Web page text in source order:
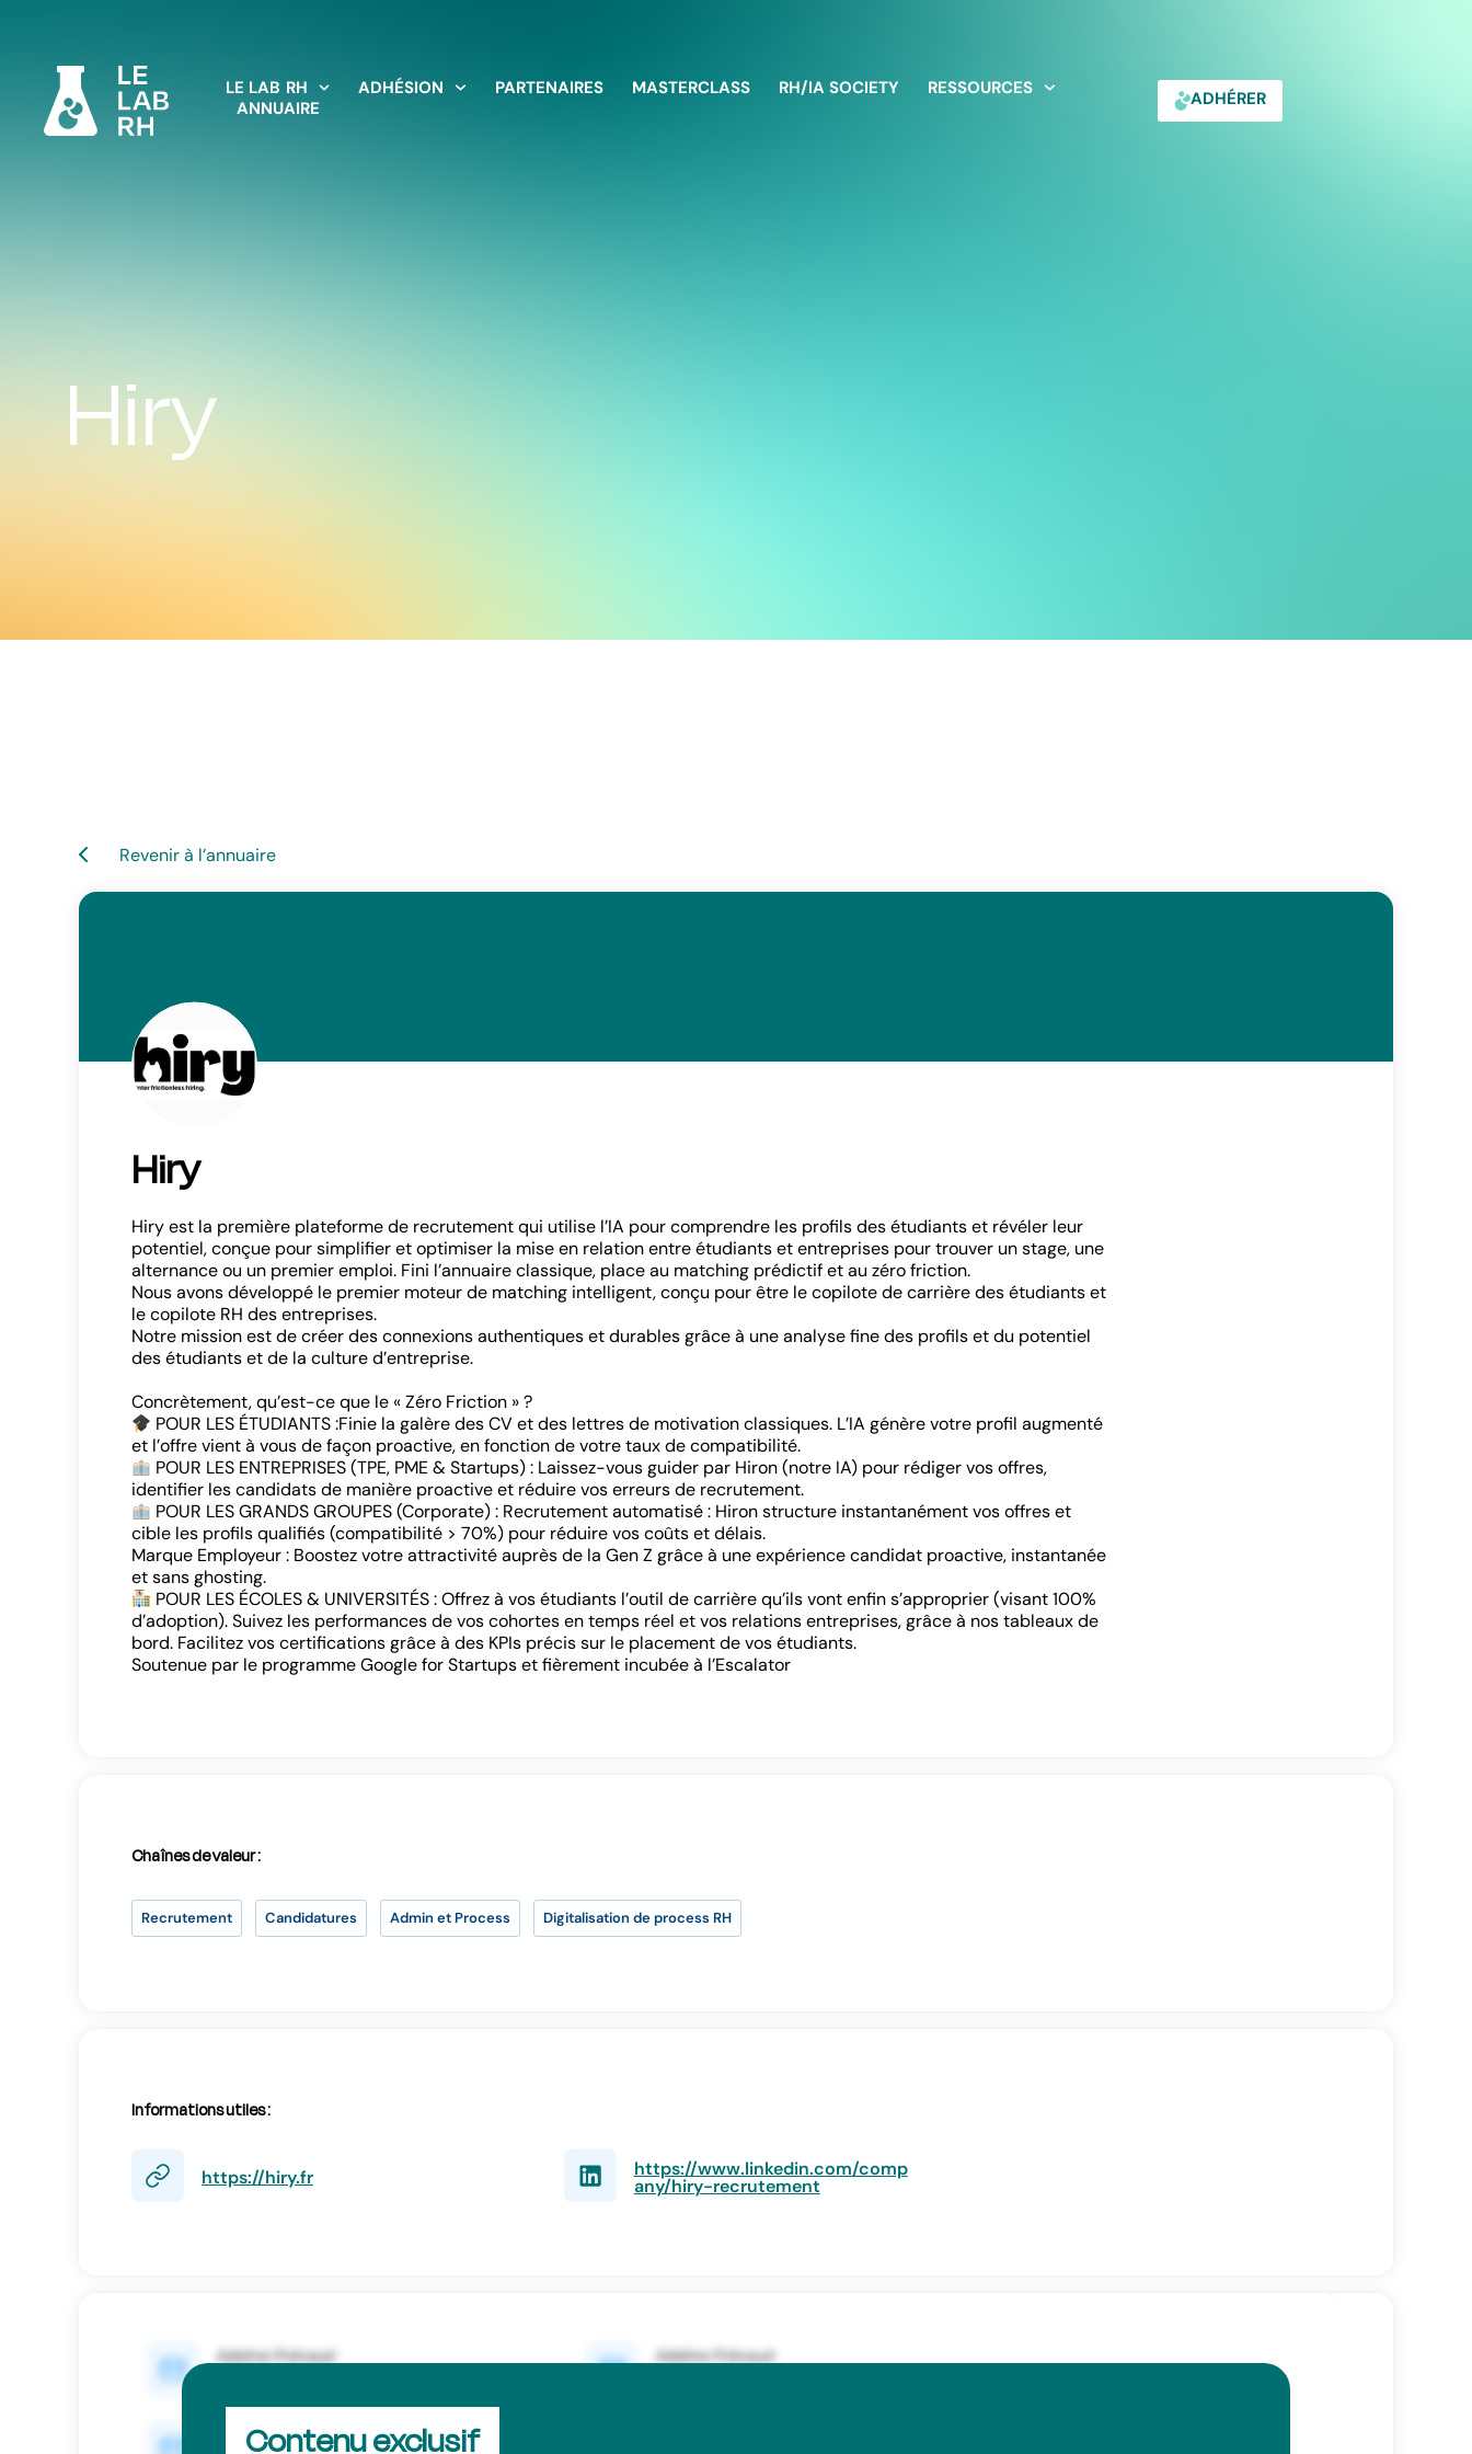
LE LAB RH ADHÉSION PARTENAIRES MASTERCLASS RH/IA SOCIETY
RESSOURCES
ANNUAIRE
ADHÉRER
Hiry
Revenir à l’annuaire
Hiry
Hiry est la première plateforme de recrutement qui utilise l’IA pour comprendre les profils des étudiants et révéler leur
potentiel, conçue pour simplifier et optimiser la mise en relation entre étudiants et entreprises pour trouver un stage, une
alternance ou un premier emploi. Fini l’annuaire classique, place au matching prédictif et au zéro friction.
Nous avons développé le premier moteur de matching intelligent, conçu pour être le copilote de carrière des étudiants et
le copilote RH des entreprises.
Notre mission est de créer des connexions authentiques et durables grâce à une analyse fine des profils et du potentiel
des étudiants et de la culture d’entreprise.
Concrètement, qu’est-ce que le « Zéro Friction » ?
POUR LES ÉTUDIANTS :Finie la galère des CV et des lettres de motivation classiques. L’IA génère votre profil augmenté
et l’offre vient à vous de façon proactive, en fonction de votre taux de compatibilité.
POUR LES ENTREPRISES (TPE, PME & Startups) : Laissez-vous guider par Hiron (notre IA) pour rédiger vos offres,
identifier les candidats de manière proactive et réduire vos erreurs de recrutement.
POUR LES GRANDS GROUPES (Corporate) : Recrutement automatisé : Hiron structure instantanément vos offres et
cible les profils qualifiés (compatibilité > 70%) pour réduire vos coûts et délais.
Marque Employeur : Boostez votre attractivité auprès de la Gen Z grâce à une expérience candidat proactive, instantanée
et sans ghosting.
POUR LES ÉCOLES & UNIVERSITÉS : Offrez à vos étudiants l’outil de carrière qu’ils vont enfin s’approprier (visant 100%
d’adoption). Suivez les performances de vos cohortes en temps réel et vos relations entreprises, grâce à nos tableaux de
bord. Facilitez vos certifications grâce à des KPIs précis sur le placement de vos étudiants.
Soutenue par le programme Google for Startups et fièrement incubée à l’Escalator
Chaînes de valeur :
Recrutement Candidatures Admin et Process Digitalisation de process RH
Informations utiles :
https://hiry.fr https://www.linkedin.com/comp
any/hiry-recrutement
Contenu exclusif
Se connecter
SE CONNECTER
Vous n’avez pas d’adresse e-mail valide ?